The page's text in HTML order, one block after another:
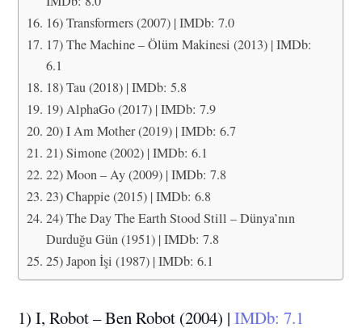
16) Transformers (2007) | IMDb: 7.0
17) The Machine – Ölüm Makinesi (2013) | IMDb:
6.1
18) Tau (2018) | IMDb: 5.8
19) AlphaGo (2017) | IMDb: 7.9
20) I Am Mother (2019) | IMDb: 6.7
21) Simone (2002) | IMDb: 6.1
22) Moon – Ay (2009) | IMDb: 7.8
23) Chappie (2015) | IMDb: 6.8
24) The Day The Earth Stood Still – Dünya’nın
Durduğu Gün (1951) | IMDb: 7.8
25) Japon İşi (1987) | IMDb: 6.1
1) I, Robot – Ben Robot (2004) |IMDb: 7.1